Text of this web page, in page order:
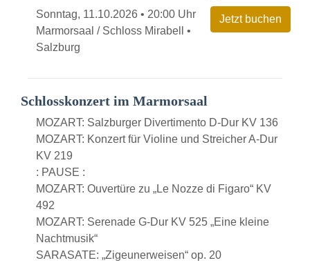
Sonntag, 11.10.2026 • 20:00 Uhr
Marmorsaal / Schloss Mirabell •
Salzburg
Schlosskonzert im Marmorsaal
MOZART: Salzburger Divertimento D-Dur KV 136
MOZART: Konzert für Violine und Streicher A-Dur
KV 219
: PAUSE :
MOZART: Ouvertüre zu „Le Nozze di Figaro“ KV
492
MOZART: Serenade G-Dur KV 525 „Eine kleine
Nachtmusik“
SARASATE: „Zigeunerweisen“ op. 20